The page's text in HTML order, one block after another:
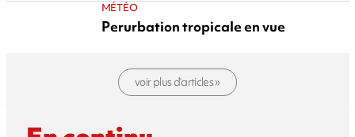
MÉTÉO
Perurbation tropicale en vue
voir plus d’articles »